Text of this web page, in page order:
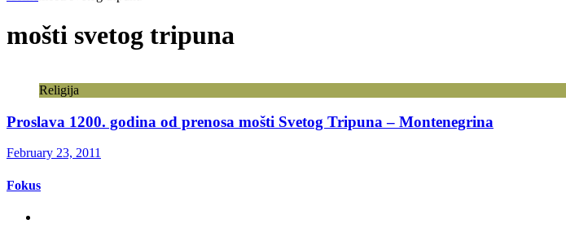
mošti svetog tripuna
Religija
Proslava 1200. godina od prenosa mošti Svetog Tripuna – Montenegrina
February 23, 2011
Fokus